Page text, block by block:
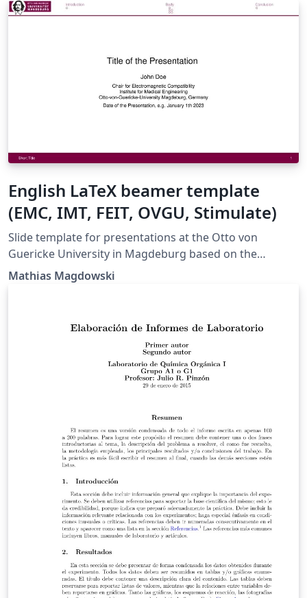
English LaTeX beamer template
(EMC, IMT, FEIT, OVGU, Stimulate)
Slide template for presentations at the Otto von
Guericke University in Magdeburg based on the
beamer document class in a 16:9 format
Mathias Magdowski